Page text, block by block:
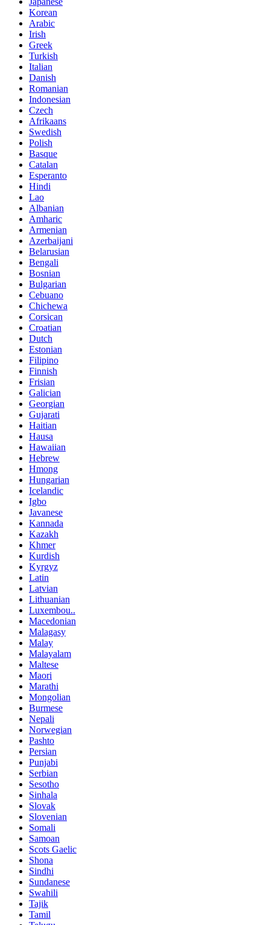
Korean
Arabic
Irish
Greek
Turkish
Italian
Danish
Romanian
Indonesian
Czech
Afrikaans
Swedish
Polish
Basque
Catalan
Esperanto
Hindi
Lao
Albanian
Amharic
Armenian
Azerbaijani
Belarusian
Bengali
Bosnian
Bulgarian
Cebuano
Chichewa
Corsican
Croatian
Dutch
Estonian
Filipino
Finnish
Frisian
Galician
Georgian
Gujarati
Haitian
Hausa
Hawaiian
Hebrew
Hmong
Hungarian
Icelandic
Igbo
Javanese
Kannada
Kazakh
Khmer
Kurdish
Kyrgyz
Latin
Latvian
Lithuanian
Luxembou..
Macedonian
Malagasy
Malay
Malayalam
Maltese
Maori
Marathi
Mongolian
Burmese
Nepali
Norwegian
Pashto
Persian
Punjabi
Serbian
Sesotho
Sinhala
Slovak
Slovenian
Somali
Samoan
Scots Gaelic
Shona
Sindhi
Sundanese
Swahili
Tajik
Tamil